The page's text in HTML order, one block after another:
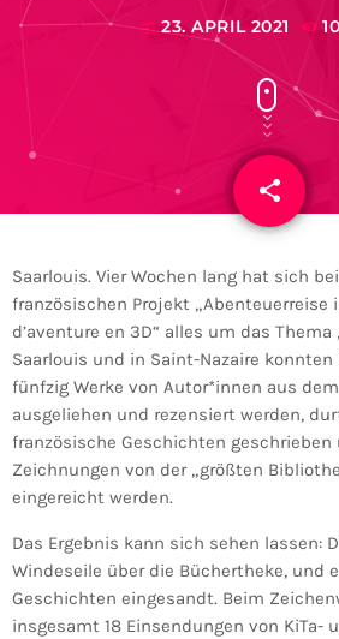
today 23. APRIL 2021
share
email
Saarlouis. Vier Wochen lang hat sich
französischen Projekt „Abenteuerreise
d’aventure en 3D“ alles um das Thema
Saarlouis und in Saint-Nazaire
fünfzig Werke von Autor*innen aus
ausgeliehen und rezensiert werden,
französische Geschichten geschrieben
Zeichnungen von der „größten
eingereicht werden.
Das Ergebnis kann sich sehen lassen:
Windeseile über die Büchertheke, und
Geschichten eingesandt. Beim
insgesamt 18 Einsendungen von KiTa-